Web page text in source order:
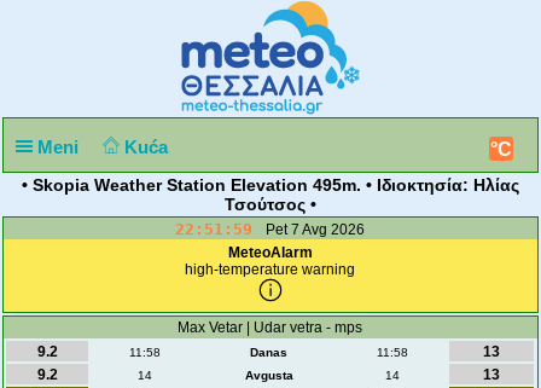
Meni Kuća °C
• Skopia Weather Station Elevation 495m. • Ιδιοκτησία: Ηλίας
Τσούτσος •
22:51:59
Pet 7 Avg 2026
MeteoAlarm
high-temperature warning
Max Vetar | Udar vetra - mps
9.2
11:58 Danas 11:58
13
9.2
14 Avgusta 14
13